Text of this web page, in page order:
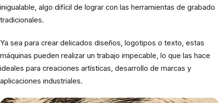
inigualable, algo difícil de lograr con las herramientas de grabado
tradicionales.
Ya sea para crear delicados diseños, logotipos o texto, estas
máquinas pueden realizar un trabajo impecable, lo que las hace
ideales para creaciones artísticas, desarrollo de marcas y
aplicaciones industriales.